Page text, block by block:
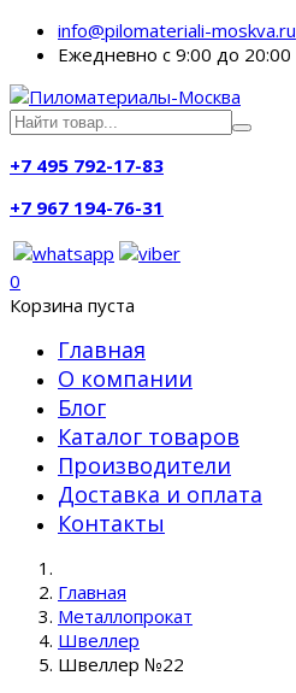
info@pilomateriali-moskva.ru
Ежедневно с 9:00 до 20:00
+7 495 792-17-83
+7 967 194-76-31
0
Корзина пуста
Главная
О компании
Блог
Каталог товаров
Производители
Доставка и оплата
Контакты
Главная
Металлопрокат
Швеллер
Швеллер №22